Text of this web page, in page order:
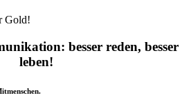
Gold!
besser reden, besser
leben!